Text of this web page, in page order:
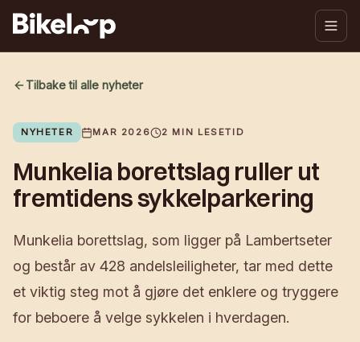
Tilbake til alle nyheter
NYHETER MAR 2026 2 MIN LESETID
Munkelia borettslag ruller ut
fremtidens sykkelparkering
Munkelia borettslag, som ligger på Lambertseter
og består av 428 andelsleiligheter, tar med dette
et viktig steg mot å gjøre det enklere og tryggere
for beboere å velge sykkelen i hverdagen.